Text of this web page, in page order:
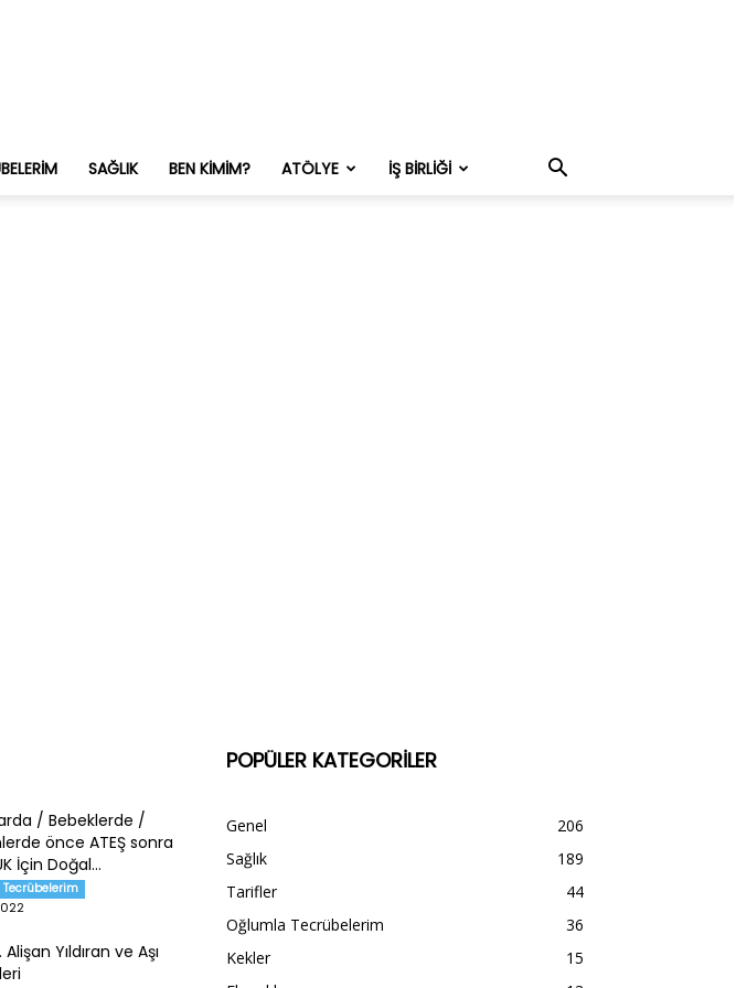
SAĞLIK BEN KIMIM? ATÖLYE İŞ BIRLIĞI
/ Bebeklerde /
önce ATEŞ sonra
İçin Doğal...
Yıldıran ve Aşı
POPÜLER KATEGORİLER
Genel
206
Sağlık
189
Tarifler
44
Oğlumla Tecrübelerim
36
Kekler
15